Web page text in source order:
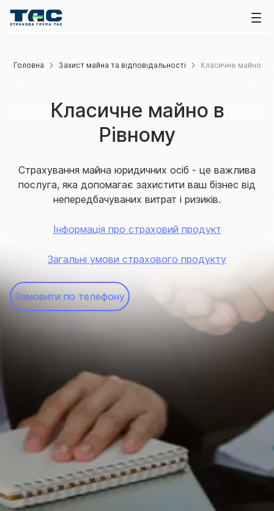
Головна Захист майна та відповідальності Класичне майно
Класичне майно в
Рівному
Страхування майна юридичних осіб - це важлива
послуга, яка допомагає захистити ваш бізнес від
непередбачуваних витрат і ризиків.
Інформація про страховий продукт
Загальні умови страхового продукту
Замовити по телефону